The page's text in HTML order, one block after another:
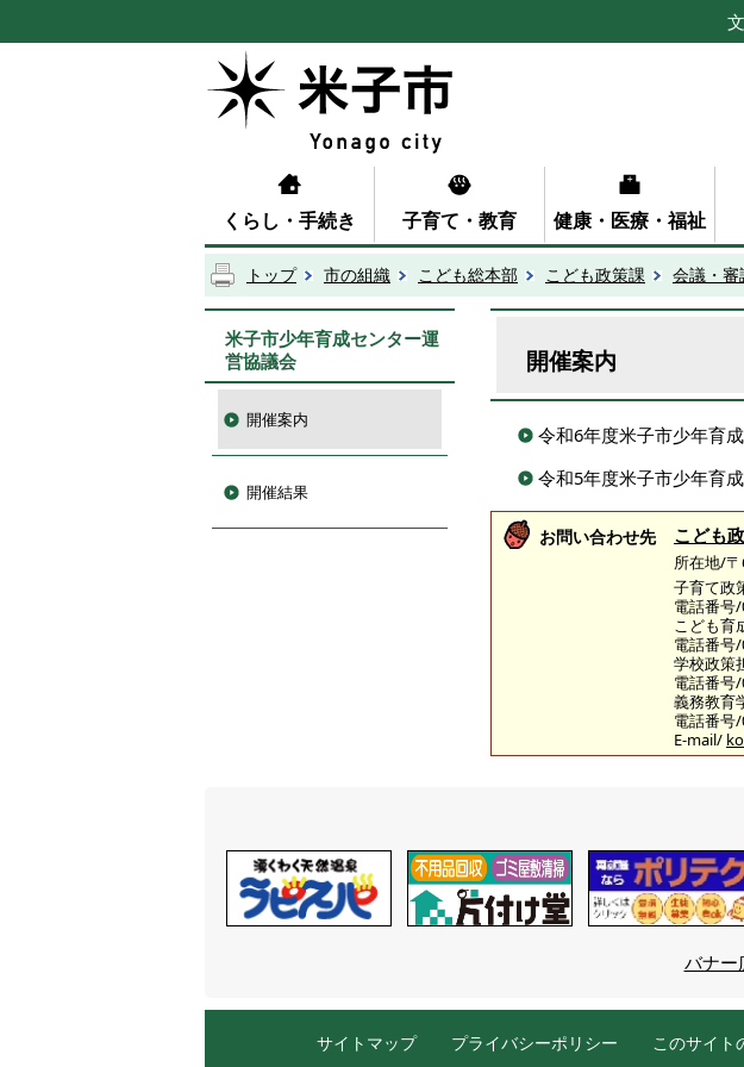
くらし・手続き 子育て・教育 健康・医療・福祉
トップ 市の組織 こども総本部 こども政策課 会議・審
米子市少年育成センター運
営協議会
開催案内
開催結果
開催案内
令和6年度米子市少年育
令和5年度米子市少年育
お問い合わせ先 こども
所在地/
子育て政
電話番号
こども育
電話番号
学校政策
電話番号/
義務教育
電話番号
E-mail/
バナー
サイトマップ プライバシーポリシー このサイト